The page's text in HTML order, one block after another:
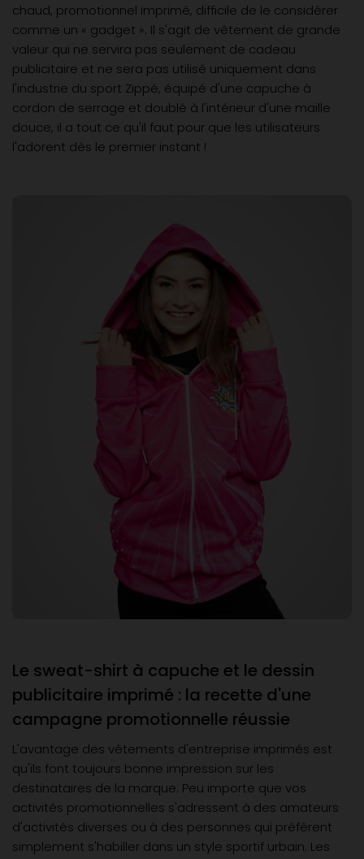
chaud, promotionnel imprimé, difficile de le considérer
comme un « gadget ». Il s'agit de vêtement de grande
valeur qui ne servira pas seulement de cadeau
publicitaire et ne sera pas utilisé uniquement dans
l'industrie du sport Zippé, équipé d'une capuche à
cordon de serrage et doublé à l'intérieur d'une maille
douce, il a tout ce qu'il faut pour que les utilisateurs
l'adorent dès le premier instant !
Le sweat-shirt à capuche et le dessin
publicitaire imprimé : la recette d'une
campagne promotionnelle réussie
L'avantage des vêtements d'entreprise imprimés est
qu'ils font toujours bonne impression sur les
destinataires de la marque. Peu importe que vos
activités promotionnelles s'adressent à des amateurs
d'activités diverses ou à des personnes qui préfèrent
simplement s'habiller dans un style sportif urbain. Les